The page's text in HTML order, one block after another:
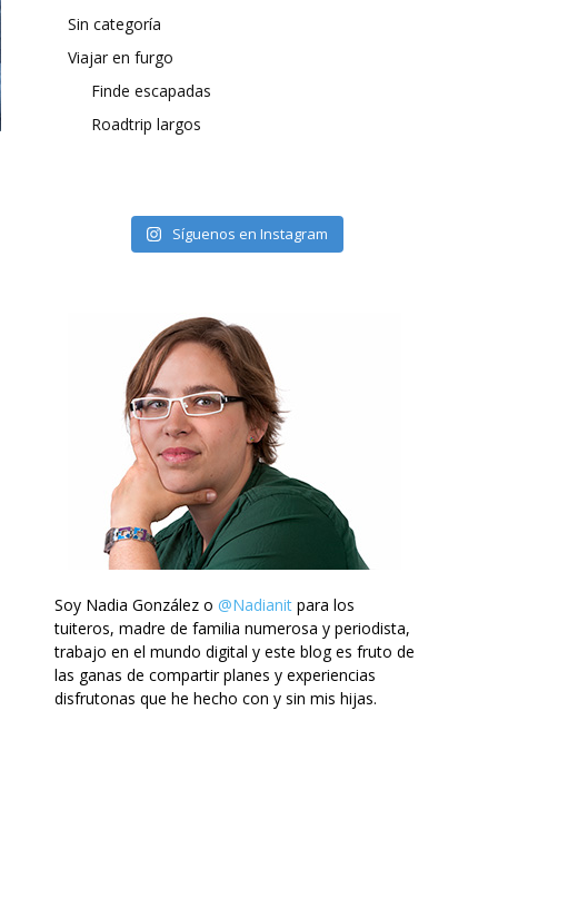
Sin categoría
Viajar en furgo
Finde escapadas
Roadtrip largos
Síguenos en Instagram
Soy Nadia González o @Nadianit para los
tuiteros, madre de familia numerosa y periodista,
trabajo en el mundo digital y este blog es fruto de
las ganas de compartir planes y experiencias
disfrutonas que he hecho con y sin mis hijas.